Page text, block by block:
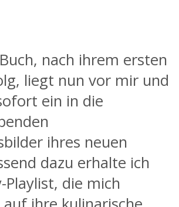
nach ihrem ersten
liegt nun vor mir und
ein in die
ihres neuen
dazu erhalte ich
Playlist, die mich